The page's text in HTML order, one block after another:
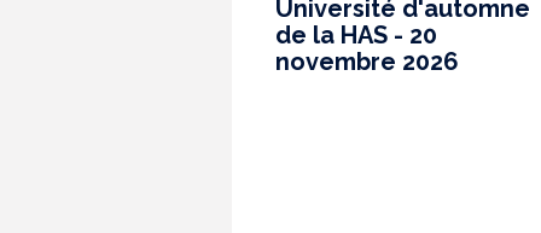
Université d'automne
de la HAS - 20
novembre 2026